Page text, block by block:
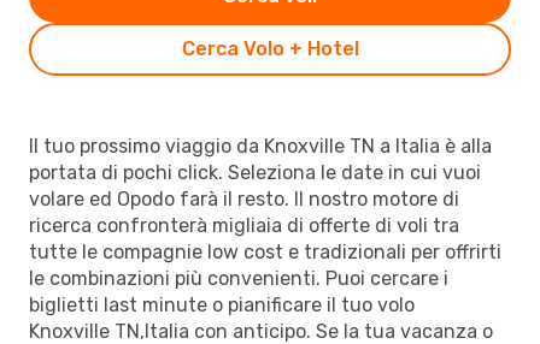
Cerca Volo + Hotel
Il tuo prossimo viaggio da Knoxville TN a Italia è alla
portata di pochi click. Seleziona le date in cui vuoi
volare ed Opodo farà il resto. Il nostro motore di
ricerca confronterà migliaia di offerte di voli tra
tutte le compagnie low cost e tradizionali per offrirti
le combinazioni più convenienti. Puoi cercare i
biglietti last minute o pianificare il tuo volo
Knoxville TN,Italia con anticipo. Se la tua vacanza o